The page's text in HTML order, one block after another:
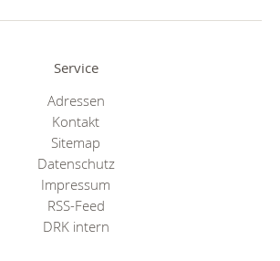
Service
Adressen
Kontakt
Sitemap
Datenschutz
Impressum
RSS-Feed
DRK intern